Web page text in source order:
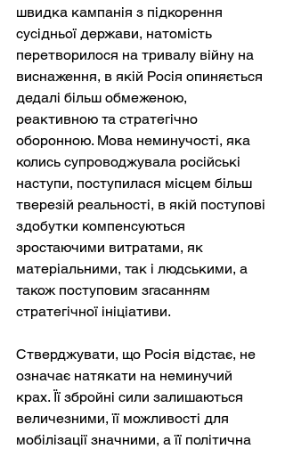
швидка кампанія з підкорення
сусідньої держави, натомість
перетворилося на тривалу війну на
виснаження, в якій Росія опиняється
дедалі більш обмеженою,
реактивною та стратегічно
оборонною. Мова неминучості, яка
колись супроводжувала російські
наступи, поступилася місцем більш
тверезій реальності, в якій поступові
здобутки компенсуються
зростаючими витратами, як
матеріальними, так і людськими, а
також поступовим згасанням
стратегічної ініціативи.
Стверджувати, що Росія відстає, не
означає натякати на неминучий
крах. Її збройні сили залишаються
величезними, її можливості для
мобілізації значними, а її політична